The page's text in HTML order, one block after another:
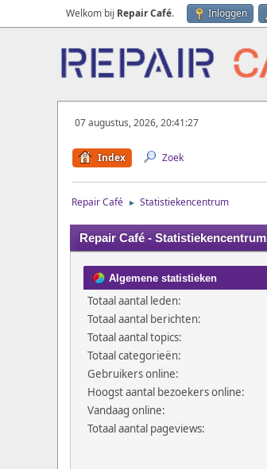
Welkom bij Repair Café. Inloggen
07 augustus, 2026, 20:41:27
Index Zoek
Repair Café ► Statistiekencentrum
Repair Café - Statistiekencentrum
Algemene statistieken
Totaal aantal leden:
Totaal aantal berichten:
Totaal aantal topics:
Totaal categorieën:
Gebruikers online:
Hoogst aantal bezoekers online:
Vandaag online:
Totaal aantal pageviews: